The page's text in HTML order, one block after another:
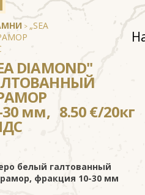
> „SEA
DIAMOND"
30 мм, 8.50 €/20кг
белый галтованный
фракция 10-30 мм